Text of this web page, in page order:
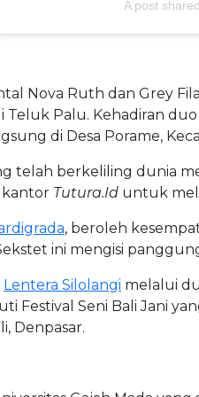
A post
Nova Ruth dan Grey
Teluk Palu. Kehadiran
di Desa Porame,
telah berkeliling dunia
kantor Tutura.Id untuk
, beroleh
ini mengisi
Lentera Silolangi melalui
Festival Seni Bali Jani
Denpasar.